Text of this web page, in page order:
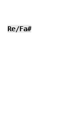
Re/Fa#